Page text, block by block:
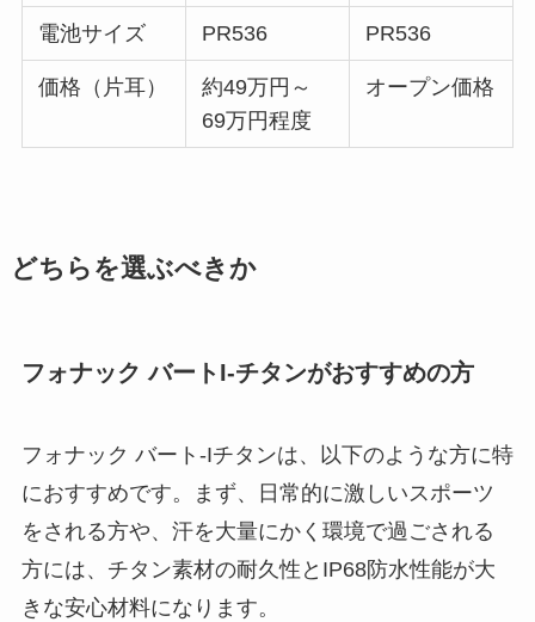
電池サイズ PR536 PR536
価格（片耳）
約49万円～
69万円程度
オープン価格
どちらを選ぶべきか
フォナック バートI-チタンがおすすめの方
フォナック バート-Iチタンは、以下のような方に特
におすすめです。まず、日常的に激しいスポーツ
をされる方や、汗を大量にかく環境で過ごされる
方には、チタン素材の耐久性とIP68防水性能が大
きな安心材料になります。